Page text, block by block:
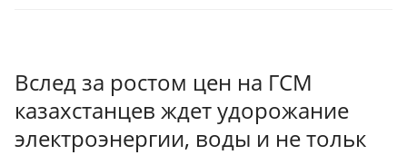
Вслед за ростом цен на ГСМ
казахстанцев ждет удорожание
электроэнергии, воды и не тольк